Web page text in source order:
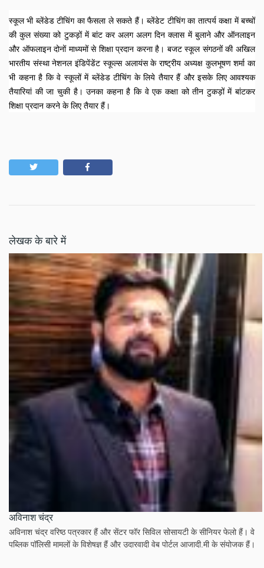
स्कूल भी ब्लेंडेड टीचिंग का फैसला ले सकते हैं। ब्लेंडेट टीचिंग का तात्पर्य कक्षा में बच्चों
की कुल संख्या को टुकड़ों में बांट कर अलग अलग दिन क्लास में बुलाने और ऑनलाइन
और ऑफलाइन दोनों माध्यमों से शिक्षा प्रदान करना है। बजट स्कूल संगठनों की अखिल
भारतीय संस्था नेशनल इंडिपेंडेंट स्कूल्स अलायंस के राष्ट्रीय अध्यक्ष कुलभूषण शर्मा का
भी कहना है कि वे स्कूलों में ब्लेंडेड टीचिंग के लिये तैयार हैं और इसके लिए आवश्यक
तैयारियां की जा चुकी है। उनका कहना है कि वे एक कक्षा को तीन टुकड़ों में बांटकर
शिक्षा प्रदान करने के लिए तैयार हैं।
लेखक के बारे में
अविनाश चंद्र
अविनाश चंद्र वरिष्ठ पत्रकार हैं और सेंटर फॉर सिविल सोसायटी के सीनियर फेलो हैं। वे
पब्लिक पॉलिसी मामलों के विशेषज्ञ हैं और उदारवादी वेब पोर्टल आजादी.मी के संयोजक हैं।